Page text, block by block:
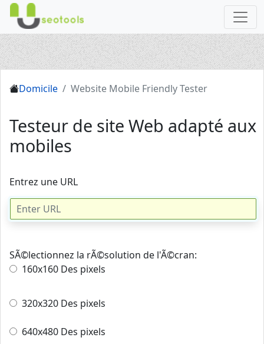
Domicile Website Mobile Friendly Tester
Testeur de site Web adapté aux
mobiles
Entrez une URL
SÃ©lectionnez la rÃ©solution de l'Ã©cran:
160x160 Des pixels
320x320 Des pixels
640x480 Des pixels